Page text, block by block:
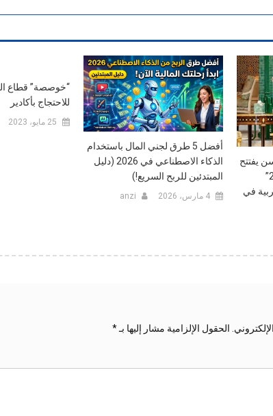
يفتتح
“موروكو غيمينغ إكسبو 2026”
في
أفضل 5 طرق لجني المال باستخدام
الذكاء الاصطناعي في 2026 (دليل
المبتدئين للربح السريع!)
4 مارس، 2026 anzi
“خوصصة” قطاع
للاحتجاج بأكادير
25 مايو، 2023
الحقول الإلزامية مشار إليها بـ*